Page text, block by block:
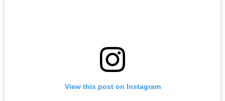
View this post on Instagram